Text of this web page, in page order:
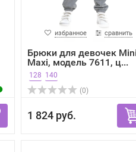
избранное сравнить
Брюки для девочек
Maxi, модель 7611, ц...
128 140
(0)
1 824 руб.